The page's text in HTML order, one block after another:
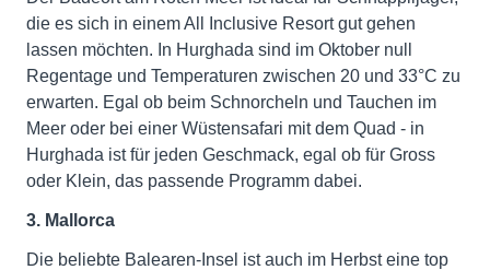
die es sich in einem All Inclusive Resort gut gehen
lassen möchten. In Hurghada sind im Oktober null
Regentage und Temperaturen zwischen 20 und 33°C zu
erwarten. Egal ob beim Schnorcheln und Tauchen im
Meer oder bei einer Wüstensafari mit dem Quad - in
Hurghada ist für jeden Geschmack, egal ob für Gross
oder Klein, das passende Programm dabei.
3. Mallorca
Die beliebte Balearen-Insel ist auch im Herbst eine top